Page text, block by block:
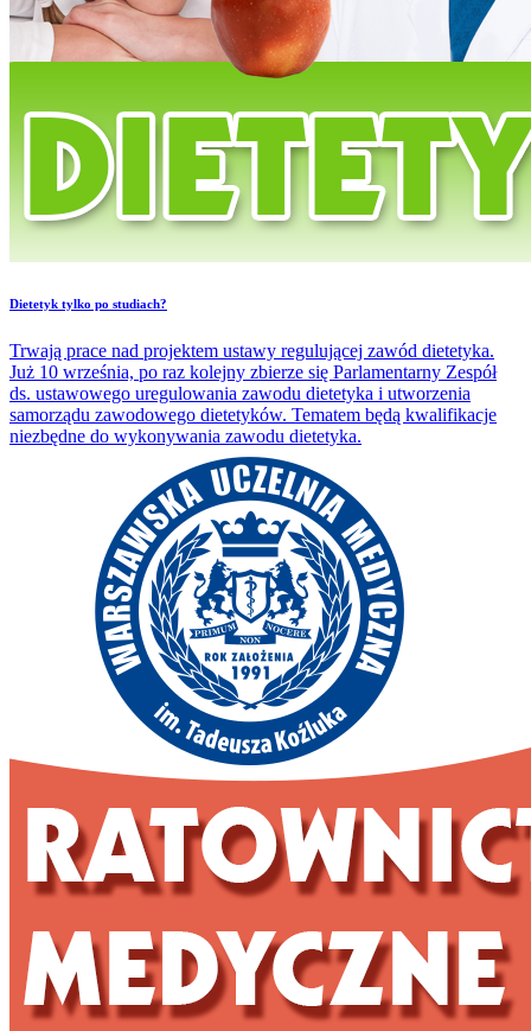
​Dietetyk tylko po studiach?
Trwają prace nad projektem ustawy regulującej zawód dietetyka.
Już 10 września, po raz kolejny zbierze się Parlamentarny Zespół
ds. ustawowego uregulowania zawodu dietetyka i utworzenia
samorządu zawodowego dietetyków. Tematem będą kwalifikacje
niezbędne do wykonywania zawodu dietetyka.